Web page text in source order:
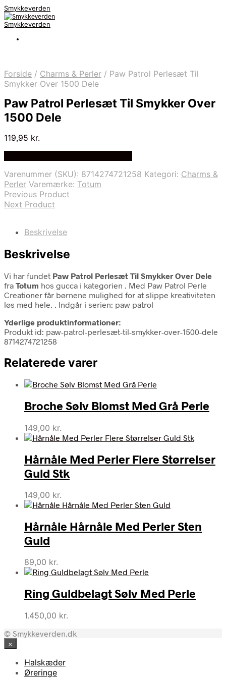
Smykkeverden
Smykkeverden
Forside / Charms & Perler / Paw Patrol Perlesæt Til
Smykker Over 1500 Dele
Paw Patrol Perlesæt Til Smykker Over
1500 Dele
119,95 kr.
Varenummer (SKU): 8714274721258 Kategori: Charms &
Perler Varemærke: Totum
Previous Product
Next Product
Beskrivelse
Beskrivelse
Vi har fundet Paw Patrol Perlesæt Til Smykker Over Dele
fra Totum hos gucca i kategorien . Med Paw Patrol Perle
Creationer får børnene mulighed for at slippe kreativiteten
løs med hele. . Indgår i serien: paw patrol
Yderlige produktinformationer:
Produkt id: paw-patrol-perlesæt-til-smykker-over-1500-dele
8714274721258
Relaterede varer
Broche Sølv Blomst Med Grå Perle
149,00 kr.
Hårnåle Med Perler Flere Størrelser
Guld Stk
149,00 kr.
Hårnåle Hårnåle Med Perler Sten
Guld
89,00 kr.
Ring Guldbelagt Sølv Med Perle
1.450,00 kr.
© Smykkeverden.dk
×
Halskæder
Øreringe